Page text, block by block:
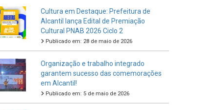
Cultura em Destaque: Prefeitura de
Alcantil lança Edital de Premiação
Cultural PNAB 2026 Ciclo 2
Publicado em: 28 de maio de 2026
Organização e trabalho integrado
garantem sucesso das comemorações
em Alcantil!
Publicado em: 5 de maio de 2026